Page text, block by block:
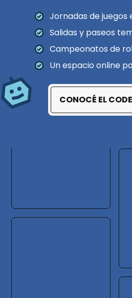
Jornadas de juegos
Salidas y paseos
Campeonatos de
Un espacio online
CONOCÉ EL